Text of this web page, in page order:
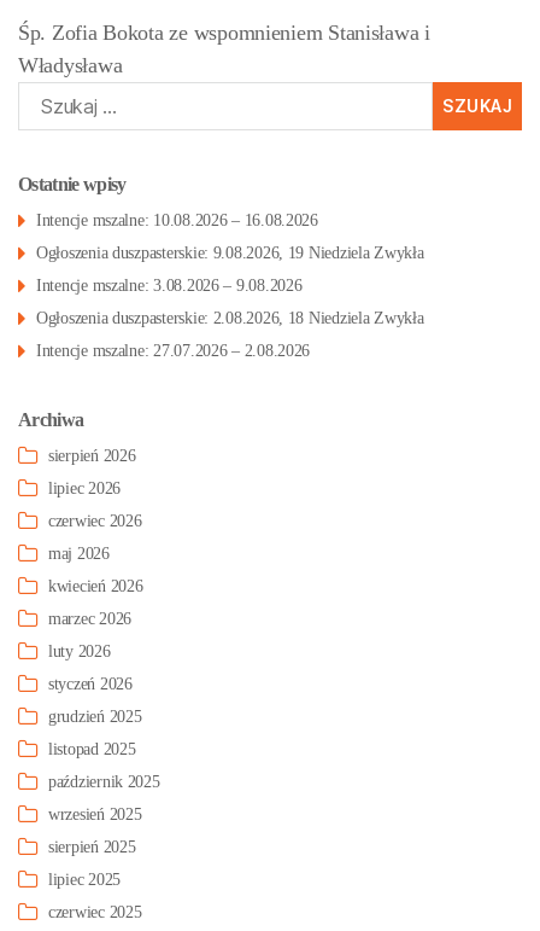
Śp. Zofia Bokota ze wspomnieniem Stanisława i
Władysława
Szukaj:
Ostatnie wpisy
Intencje mszalne: 10.08.2026 – 16.08.2026
Ogłoszenia duszpasterskie: 9.08.2026, 19 Niedziela Zwykła
Intencje mszalne: 3.08.2026 – 9.08.2026
Ogłoszenia duszpasterskie: 2.08.2026, 18 Niedziela Zwykła
Intencje mszalne: 27.07.2026 – 2.08.2026
Archiwa
sierpień 2026
lipiec 2026
czerwiec 2026
maj 2026
kwiecień 2026
marzec 2026
luty 2026
styczeń 2026
grudzień 2025
listopad 2025
październik 2025
wrzesień 2025
sierpień 2025
lipiec 2025
czerwiec 2025